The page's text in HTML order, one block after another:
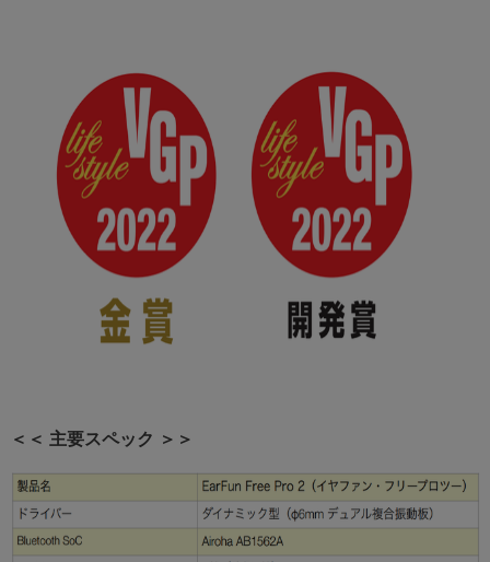
＜＜ 主要スペック ＞＞